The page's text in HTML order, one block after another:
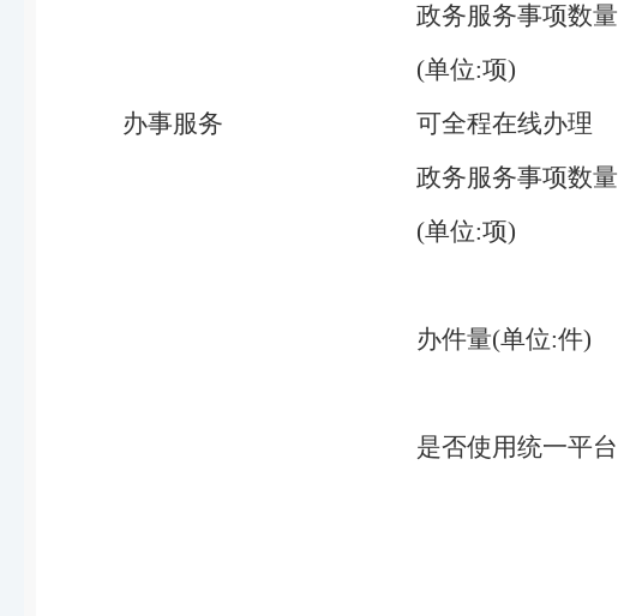
办事服务
政务服务事项数量
(单位:项)
可全程在线办理
政务服务事项数量
(单位:项)
办件量(单位:件)
是否使用统一平台